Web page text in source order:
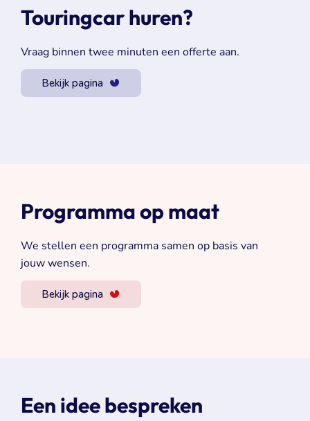
Touringcar huren?
Vraag binnen twee minuten een offerte aan.
Bekijk pagina
Programma op maat
We stellen een programma samen op basis van
jouw wensen.
Bekijk pagina
Een idee bespreken